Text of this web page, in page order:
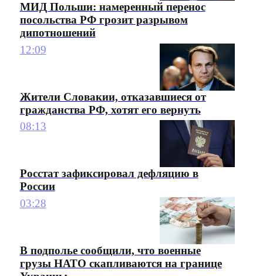
МИД Польши: намеренный перенос
посольства РФ грозит разрывом
дипотношений
12:09
Жители Словакии, отказавшиеся от
гражданства РФ, хотят его вернуть
08:13
Росстат зафиксировал дефляцию в
России
03:28
В подполье сообщили, что военные
грузы НАТО скапливаются на границе